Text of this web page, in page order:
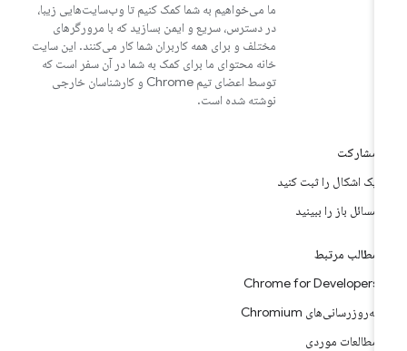
ما می‌خواهیم به شما کمک کنیم تا وب‌سایت‌هایی زیبا،
در دسترس، سریع و ایمن بسازید که با مرورگرهای
مختلف و برای همه کاربران شما کار می‌کنند. این سایت
خانه محتوای ما برای کمک به شما در آن سفر است که
توسط اعضای تیم Chrome و کارشناسان خارجی
نوشته شده است.
مشارکت
یک اشکال را ثبت کنید
مسائل باز را ببینید
مطالب مرتبط
Chrome for Developers
به‌روزرسانی‌های Chromium
مطالعات موردی